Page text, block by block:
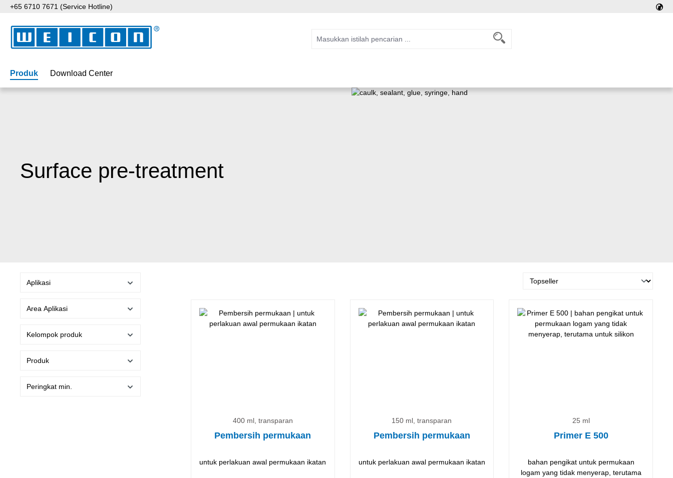
ke konten utama
Lewati ke pencarian
Lewati ke navigasi utama
+65 6710 7671 (Service Hotline)
Produk Download Center
Surface pre-treatment
Aplikasi
Area Aplikasi
Kelompok produk
Produk
Peringkat min.
400 ml, transparan
Pembersih permukaan
untuk perlakuan awal permukaan ikatan
150 ml, transparan
Pembersih permukaan
untuk perlakuan awal permukaan ikatan
25 ml
Primer E 500
bahan pengikat untuk permukaan
logam yang tidak menyerap, terutama